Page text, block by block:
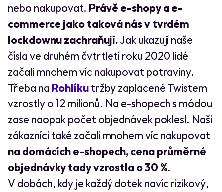
nebo nakupovat. Právě e-shopy a e-
commerce jako taková nás v tvrdém
lockdownu zachraňují.Jak ukazují naše
čísla ve druhém čvtrtletí roku 2020 lidé
začali mnohem víc nakupovat potraviny.
Třeba na Rohlíkutržby zaplacené Twistem
vzrostly o 12 milionů. Na e-shopech s módou
zase naopak počet objednávek poklesl. Naši
zákazníci také začali mnohem víc nakupovat
na domácích e-shopech, cena průměrné
objednávky tady vzrostla o 30 %.
V dobách, kdy je každý dotek navíc rizikový,